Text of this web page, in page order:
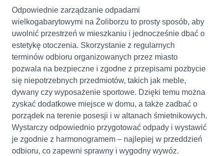
Odpowiednie zarządzanie odpadami
wielkogabarytowymi na Żoliborzu to prosty sposób, aby
uwolnić przestrzeń w mieszkaniu i jednocześnie dbać o
estetykę otoczenia. Skorzystanie z regularnych
terminów odbioru organizowanych przez miasto
pozwala na bezpieczne i zgodne z przepisami pozbycie
się niepotrzebnych przedmiotów, takich jak meble,
dywany czy wyposażenie sportowe. Dzięki temu można
zyskać dodatkowe miejsce w domu, a także zadbać o
porządek na terenie posesji i w altanach śmietnikowych.
Wystarczy odpowiednio przygotować odpady i wystawić
je zgodnie z harmonogramem – najlepiej w przeddzień
odbioru, co zapewni sprawny i wygodny wywóz.